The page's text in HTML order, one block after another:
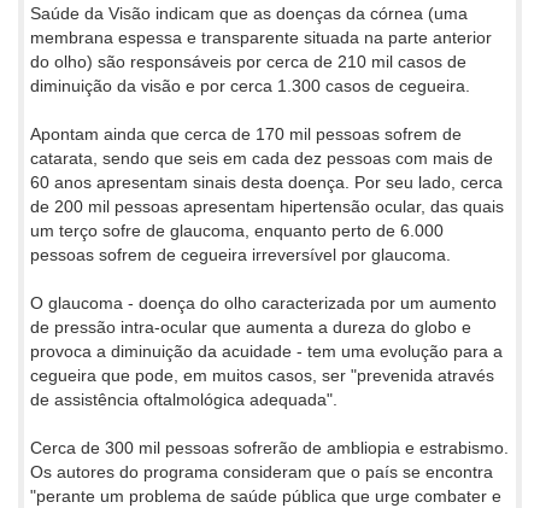
Saúde da Visão indicam que as doenças da córnea (uma
membrana espessa e transparente situada na parte anterior
do olho) são responsáveis por cerca de 210 mil casos de
diminuição da visão e por cerca 1.300 casos de cegueira.
Apontam ainda que cerca de 170 mil pessoas sofrem de
catarata, sendo que seis em cada dez pessoas com mais de
60 anos apresentam sinais desta doença. Por seu lado, cerca
de 200 mil pessoas apresentam hipertensão ocular, das quais
um terço sofre de glaucoma, enquanto perto de 6.000
pessoas sofrem de cegueira irreversível por glaucoma.
O glaucoma - doença do olho caracterizada por um aumento
de pressão intra-ocular que aumenta a dureza do globo e
provoca a diminuição da acuidade - tem uma evolução para a
cegueira que pode, em muitos casos, ser "prevenida através
de assistência oftalmológica adequada".
Cerca de 300 mil pessoas sofrerão de ambliopia e estrabismo.
Os autores do programa consideram que o país se encontra
"perante um problema de saúde pública que urge combater e